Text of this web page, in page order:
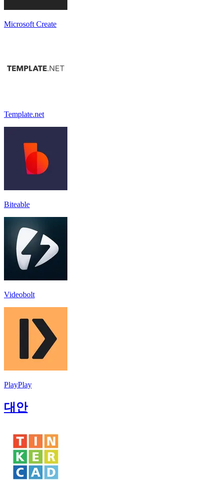
Microsoft Create
Template.net
Biteable
Videobolt
PlayPlay
대안